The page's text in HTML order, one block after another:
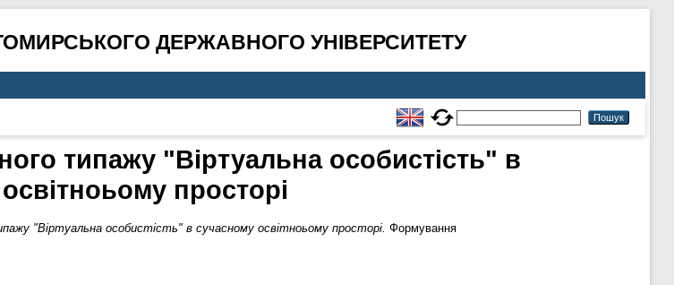
ДЕРЖАВНОГО УНІВЕРСИТЕТУ
типажу "Віртуальна особистість" в
просторі
"Віртуальна особистість" в сучасному освітноьому просторі. Формування